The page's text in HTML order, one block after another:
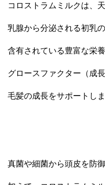
コロストラムミルクは、
乳腺から分泌される初乳の
含有されている豊富な栄
グロースファクター（成
毛髪の成長をサポートしま
真菌や細菌から頭皮を防